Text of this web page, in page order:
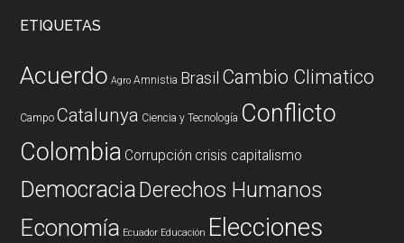
ETIQUETAS
Acuerdo Agro Amnistia Brasil Cambio Climatico
Campo Catalunya Ciencia y Tecnología Conflicto
Colombia Corrupción crisis capitalismo
DemocraciaDerechos Humanos
Economía Ecuador Educación Elecciones